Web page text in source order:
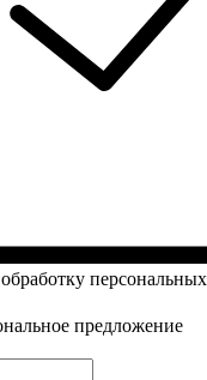
обработку
предложение